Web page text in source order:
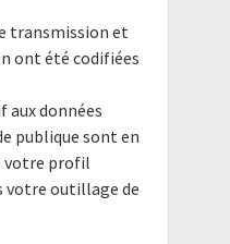
transmission et
ont été codifiées
aux données
publique sont en
votre profil
votre outillage de